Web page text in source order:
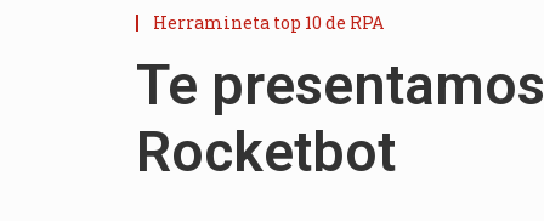
Herramineta top 10 de RPA
Te presentamos
Rocketbot